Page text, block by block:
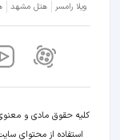
ویلا رامسر هتل مشهد
کلیه حقوق مادی و
استفاده از محتوای